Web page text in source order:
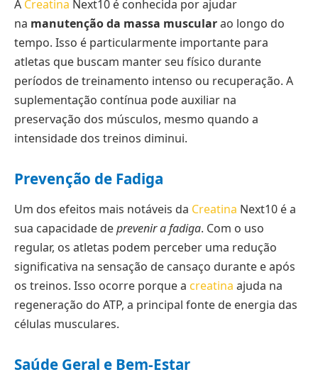
A Creatina Next10 é conhecida por ajudar
na manutenção da massa muscularao longo do
tempo. Isso é particularmente importante para
atletas que buscam manter seu físico durante
períodos de treinamento intenso ou recuperação. A
suplementação contínua pode auxiliar na
preservação dos músculos, mesmo quando a
intensidade dos treinos diminui.
Prevenção de Fadiga
Um dos efeitos mais notáveis da Creatina Next10 é a
sua capacidade deprevenir a fadiga. Com o uso
regular, os atletas podem perceber uma redução
significativa na sensação de cansaço durante e após
os treinos. Isso ocorre porque a creatina ajuda na
regeneração do ATP, a principal fonte de energia das
células musculares.
Saúde Geral e Bem-Estar